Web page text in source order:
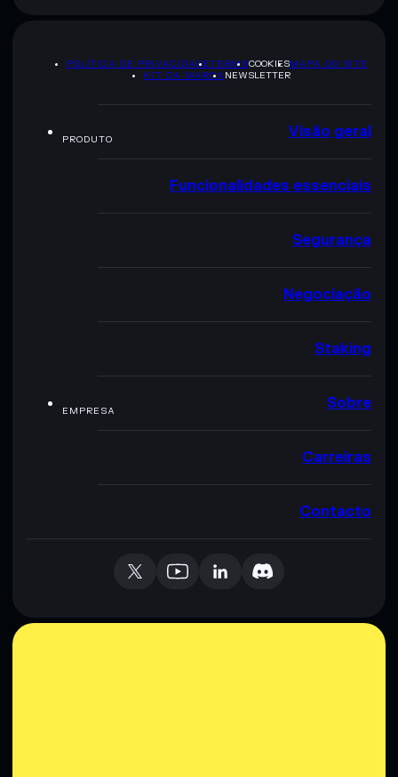
POLÍTICA DE PRIVACIDADETERMSCOOKIESMAPA DO SITE
KIT DA MARCA NEWSLETTER
PRODUTO Visão geral
Funcionalidades essenciais
Segurança
Negociação
Staking
EMPRESA Sobre
Carreiras
Contacto